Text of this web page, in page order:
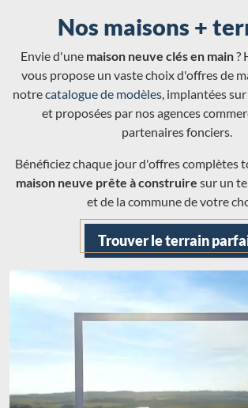
Nos maisons +
Envie d'une maison neuve clés en main?
vous propose un vaste choix d'offres de
notrecatalogue de modèles, implantées
et proposées par nos agences
partenaires fonciers.
Bénéficiez chaque jour d'offres complètes
maison neuve prête à construire sur un
et de la commune de votre
Trouver le terrain